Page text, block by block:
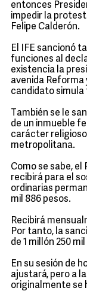
entonces
impedir la
Felipe Calderón.
El IFE sancionó
funciones al
existencia la
avenida Reforma
candidato simula
También se le
de un inmueble
carácter
metropolitana.
Como se sabe,
recibirá para el
ordinarias
mil 886 pesos.
Recibirá
Por tanto, la
de 1 millón 250
En su sesión de
ajustará, pero a
originalmente se